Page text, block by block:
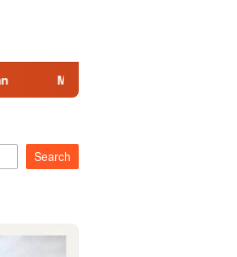
Tanah, Penyerahan Sertifikat Door
Search